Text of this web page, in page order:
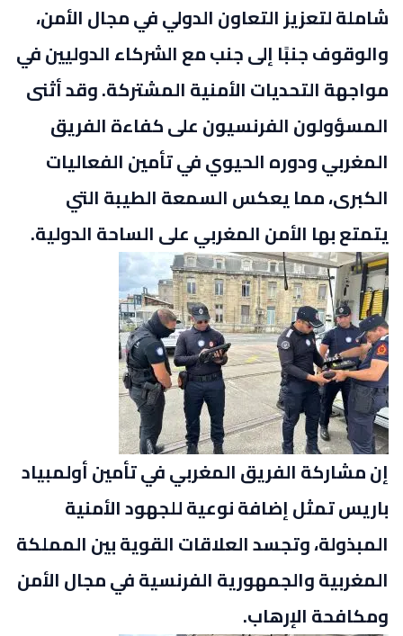
شاملة لتعزيز التعاون الدولي في مجال الأمن،
والوقوف جنبًا إلى جنب مع الشركاء الدوليين في
مواجهة التحديات الأمنية المشتركة. وقد أثنى
المسؤولون الفرنسيون على كفاءة الفريق
المغربي ودوره الحيوي في تأمين الفعاليات
الكبرى، مما يعكس السمعة الطيبة التي
يتمتع بها الأمن المغربي على الساحة الدولية.
إن مشاركة الفريق المغربي في تأمين أولمبياد
باريس تمثل إضافة نوعية للجهود الأمنية
المبذولة، وتجسد العلاقات القوية بين المملكة
المغربية والجمهورية الفرنسية في مجال الأمن
ومكافحة الإرهاب.